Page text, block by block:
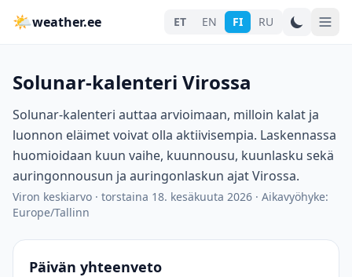
🌤weather.ee ET EN FI RU
Solunar-kalenteri Virossa
Solunar-kalenteri auttaa arvioimaan, milloin kalat ja
luonnon eläimet voivat olla aktiivisempia. Laskennassa
huomioidaan kuun vaihe, kuunnousu, kuunlasku sekä
auringonnousun ja auringonlaskun ajat Virossa.
Viron keskiarvo · torstaina 18. kesäkuuta 2026 · Aikavyöhyke:
Europe/Tallinn
Päivän yhteenveto